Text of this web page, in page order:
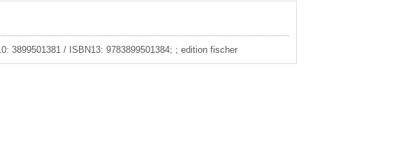
3899501381 / ISBN13: 9783899501384; ; edition fischer